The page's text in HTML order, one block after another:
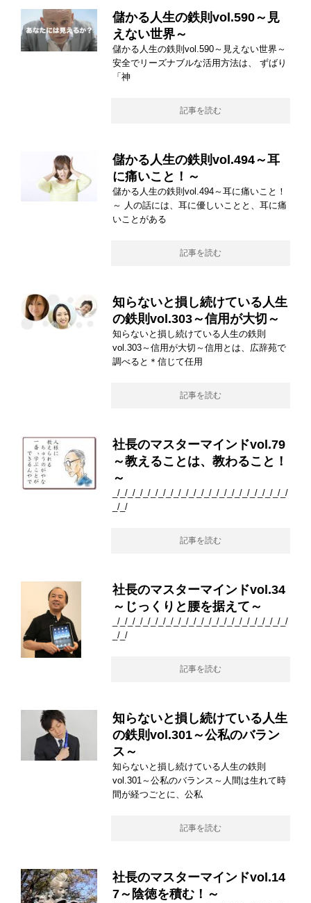
儲かる人生の鉄則vol.590～見
えない世界～
儲かる人生の鉄則vol.590～見えない世界～
安全でリーズナブルな活用方法は、 ずばり
「神
記事を読む
儲かる人生の鉄則vol.494～耳
に痛いこと！～
儲かる人生の鉄則vol.494～耳に痛いこと！
～ 人の話には、耳に優しいことと、耳に痛
いことがある
記事を読む
知らないと損し続けている人生
の鉄則vol.303～信用が大切～
知らないと損し続けている人生の鉄則
vol.303～信用が大切～信用とは、広辞苑で
調べると＊信じて任用
記事を読む
社長のマスターマインドvol.79
～教えることは、教わること！
～
_/_/_/_/_/_/_/_/_/_/_/_/_/_/_/_/_/_/_/_/_/_/_/
_/_/
記事を読む
社長のマスターマインドvol.34
～じっくりと腰を据えて～
_/_/_/_/_/_/_/_/_/_/_/_/_/_/_/_/_/_/_/_/_/_/_/
_/_/
記事を読む
知らないと損し続けている人生
の鉄則vol.301～公私のバラン
ス～
知らないと損し続けている人生の鉄則
vol.301～公私のバランス～人間は生れて時
間が経つごとに、公私
記事を読む
社長のマスターマインドvol.14
7～陰徳を積む！～